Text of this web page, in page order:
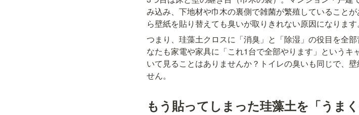
み込み、下地材や巾木の裏側で雑菌が繁殖していること
ら壁紙を貼り替えても臭いが取りきれない原因になります。
つまり、珪藻土クロスに「消臭」と「除湿」の役目を全
なたも家電や家具に「これ1台で全部やります」という
いて見ることはありませんか？トイレの臭いも同じで、
せん。
もう貼ってしまった珪藻土を「うま